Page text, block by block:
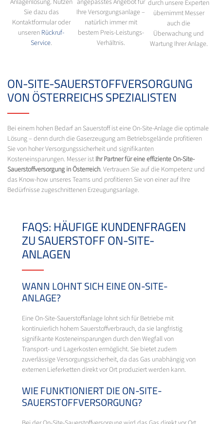
Sie dazu das
Kontaktformular oder
unseren Rückruf-
Service.
Ihre Versorgungsanlage –
natürlich immer mit
bestem Preis-Leistungs-
Verhältnis.
durch unsere Experten
übernimmt Messer
auch die
Überwachung und
Wartung Ihrer Anlage.
ON-SITE-SAUERSTOFFVERSORGUNG
VON ÖSTERREICHS SPEZIALISTEN
Bei einem hohen Bedarf an Sauerstoff ist eine On-Site-Anlage die optimale
Lösung – denn durch die Gaserzeugung am Betriebsgelände profitieren
Sie von hoher Versorgungssicherheit und signifikanten
Kosteneinsparungen. Messer ist Ihr Partner für eine effiziente On-Site-
Sauerstoffversorgung in Österreich. Vertrauen Sie auf die Kompetenz und
das Know-how unseres Teams und profitieren Sie von einer auf Ihre
Bedürfnisse zugeschnittenen Erzeugungsanlage.
FAQS: HÄUFIGE KUNDENFRAGEN
ZU SAUERSTOFF ON-SITE-
ANLAGEN
WANN LOHNT SICH EINE ON-SITE-
ANLAGE?
Eine On-Site-Sauerstoffanlage lohnt sich für Betriebe mit
kontinuierlich hohem Sauerstoffverbrauch, da sie langfristig
signifikante Kosteneinsparungen durch den Wegfall von
Transport- und Lagerkosten ermöglicht. Sie bietet zudem
zuverlässige Versorgungssicherheit, da das Gas unabhängig von
externen Lieferketten direkt vor Ort produziert werden kann.
WIE FUNKTIONIERT DIE ON-SITE-
SAUERSTOFFVERSORGUNG?